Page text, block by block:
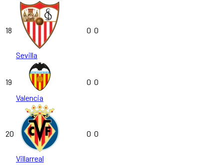
18
Sevilla
0 0
19
Valencia
0 0
20
Villarreal
0 0